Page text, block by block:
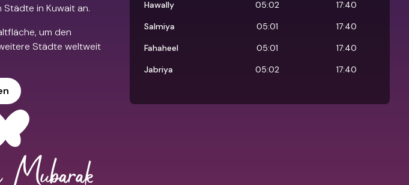
in Kuwait an.
um den
Städte weltweit
Hawally
05:02
17:40
Salmiya
05:01
17:40
Fahaheel
05:01
17:40
Jabriya
05:02 17:40